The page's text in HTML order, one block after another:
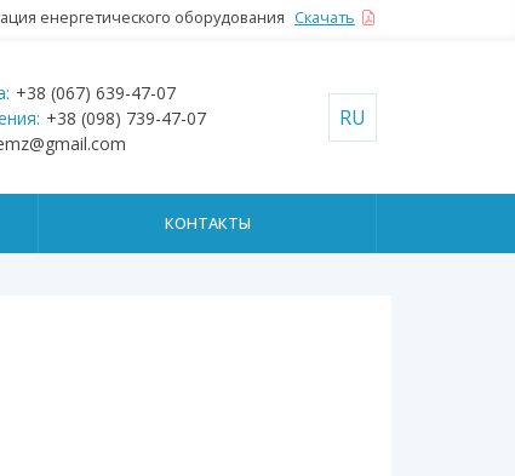
енергетического оборудования Скачать
+38 (067) 639-47-07
+38 (098) 739-47-07
RU
КОНТАКТЫ